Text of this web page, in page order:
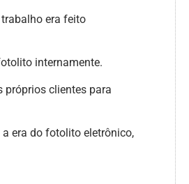
era feito
internamente.
próprios clientes para
era do fotolito eletrônico,